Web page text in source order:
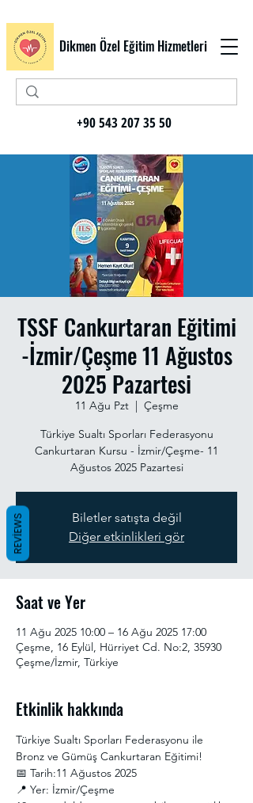
Dikmen Özel Eğitim Hizmetleri
+90 543 207 35 50
TSSF Cankurtaran Eğitimi
-İzmir/Çeşme 11 Ağustos
2025 Pazartesi
11 Ağu Pzt
  |
Çeşme
Türkiye Sualtı Sporları Federasyonu
Cankurtaran Kursu - İzmir/Çeşme- 11
Ağustos 2025 Pazartesi
Biletler satışta değil
Diğer etkinlikleri gör
Saat ve Yer
11 Ağu 2025 10:00 – 16 Ağu 2025 17:00
Çeşme, 16 Eylül, Hürriyet Cd. No:2, 35930
Çeşme/İzmir, Türkiye
Etkinlik hakkında
Türkiye Sualtı Sporları Federasyonu ile
Bronz ve Gümüş Cankurtaran Eğitimi!
📅 Tarih:11 Ağustos 2025
📍 Yer: İzmir/Çeşme
REVIEWS